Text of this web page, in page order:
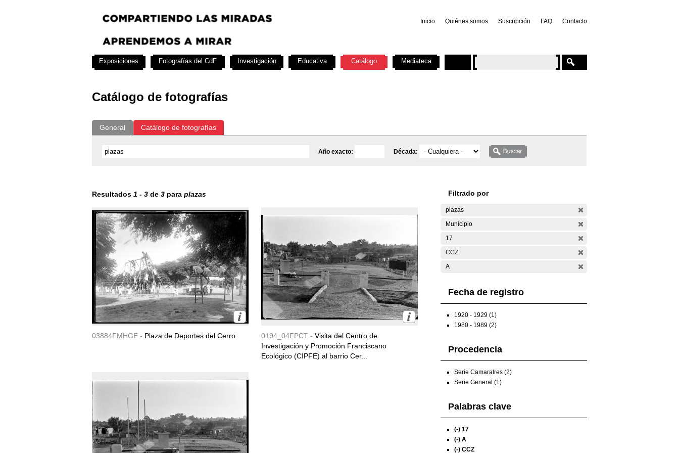
Inicio Quiénes somos Suscripción FAQ Contacto
Catálogo de fotografías
General Catálogo de fotografías
Año exacto: Década:
Resultados 1 - 3 de 3 para plazas
03884FMHGE - Plaza de Deportes del Cerro. 0194_04FPCT - Visita del Centro de
Investigación y Promoción Franciscano
Ecológico (CIPFE) al barrio Cer...
Filtrado por
plazas
Municipio
17
CCZ
A
Fecha de registro
1920 - 1929 (1)
1980 - 1989 (2)
Procedencia
Serie Camaratres (2)
Serie General (1)
Palabras clave
(-) 17
(-) A
(-) CCZ
Exposiciones Fotografías del CdF Investigación Educativa Catálogo Mediateca